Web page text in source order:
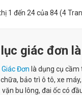
1 đến 24 của 84 (4
giác đơn
Đơn là dụng cụ
bảo trì ô tô, xe
bu lông, đai ốc có